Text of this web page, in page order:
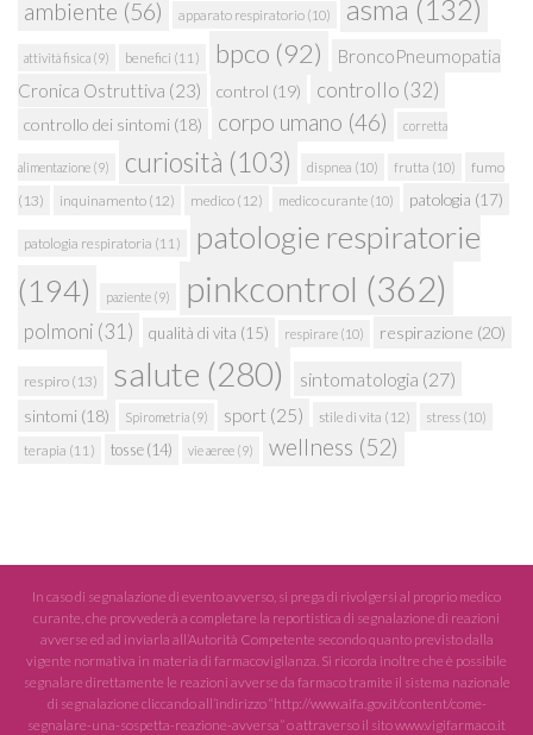
ambiente (56) apparato respiratorio (10) asma (132)
attività fisica (9) benefici (11) bpco (92)
BroncoPneumopatia
Cronica Ostruttiva (23) control (19) controllo (32)
controllo dei sintomi (18) corpo umano (46) corretta
alimentazione (9) curiosità (103) dispnea (10) frutta (10)
fumo
(13)
inquinamento (12) medico (12) medico curante (10) patologia (17)
patologia respiratoria (11)
patologie respiratorie
(194)
paziente (9) pinkcontrol (362)
polmoni (31) qualità di vita (15) respirare (10) respirazione (20)
respiro (13) salute (280) sintomatologia (27)
sintomi (18) Spirometria (9) sport (25) stile di vita (12) stress (10)
terapia (11) tosse(14) vie aeree (9) wellness (52)
In caso di segnalazione di evento avverso, si prega di rivolgersi al proprio medico
curante, che provvederà a completare la reportistica di segnalazione di reazioni
avverse ed ad inviarla all’Autorità Competente secondo quanto previsto dalla
vigente normativa in materia di farmacovigilanza. Si ricorda inoltre che è possibile
segnalare direttamente le reazioni avverse da farmaco tramite il sistema nazionale
di segnalazione cliccando all’indirizzo “http://www.aifa.gov.it/content/come-
segnalare-una-sospetta-reazione-avversa” o attraverso il sito www.vigifarmaco.it